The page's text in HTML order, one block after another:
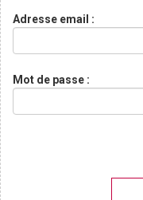
Adresse email :
Mot de passe :